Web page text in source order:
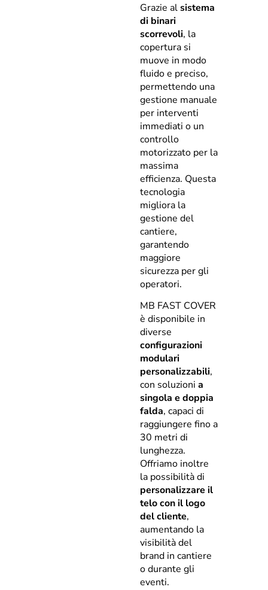
Grazie alsistema
di binari
scorrevoli, la
copertura si
muove in modo
fluido e preciso,
permettendo una
gestione manuale
per interventi
immediati o un
controllo
motorizzato per la
massima
efficienza. Questa
tecnologia
migliora la
gestione del
cantiere,
garantendo
maggiore
sicurezza per gli
operatori.
MB FAST COVER
è disponibile in
diverse
configurazioni
modulari
personalizzabili,
con soluzioni a
singola e doppia
falda, capaci di
raggiungere fino a
30 metri di
lunghezza.
Offriamo inoltre
la possibilità di
personalizzare il
telo con il logo
del cliente,
aumentando la
visibilità del
brand in cantiere
o durante gli
eventi.